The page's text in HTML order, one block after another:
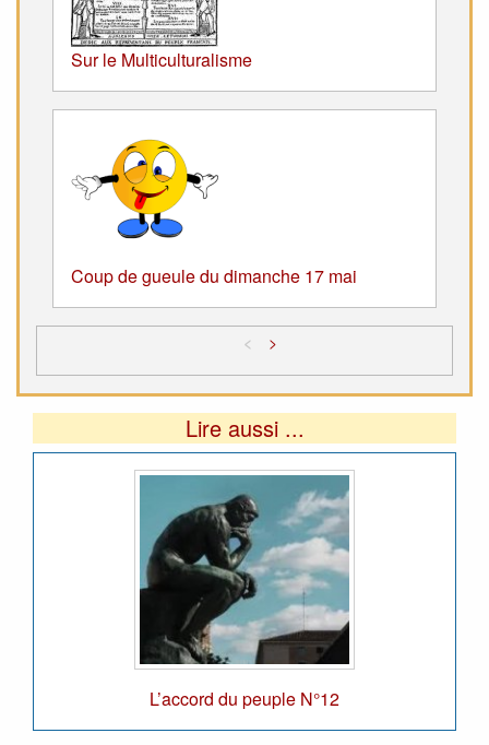
Sur le Multiculturalisme
Coup de gueule du dimanche 17 mai
< >
Lire aussi ...
L’accord du peuple N°12